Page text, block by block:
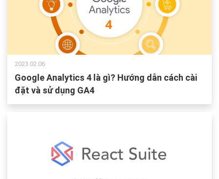
2023.02.06
Google Analytics 4 là gì? Hướng dẫn cách cài
đặt và sử dụng GA4